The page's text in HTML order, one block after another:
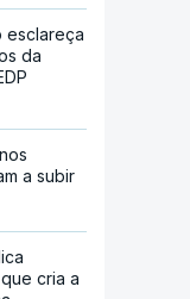
esclareça
da
a subir
cria a